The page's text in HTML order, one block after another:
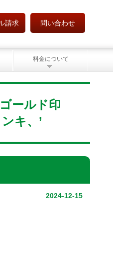
請求 問い合わせ
料金について
ールド印
キ、’
2024-12-15